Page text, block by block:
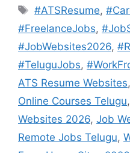
Tags
#ATSResume,
#FreelanceJobs,
#JobWebsites2026,
#TeluguJobs,
ATS Resume Websites,
Online Courses Telugu,
Websites 2026, Job
Remote Jobs Telugu,